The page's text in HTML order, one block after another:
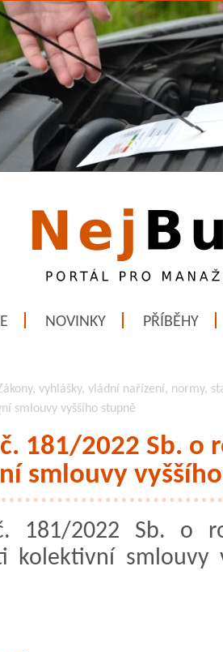
NOVINKY PŘÍBĚHY
vyhlášky, vládní nařízení, normy,
smlouvy vyššího stupně
181/2022 Sb. o
smlouvy
181/2022 Sb. o
kolektivní smlouvy